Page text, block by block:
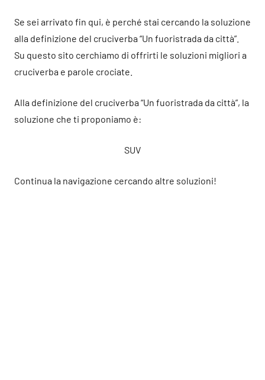
Se sei arrivato fin qui, è perché stai cercando la soluzione
alla definizione del cruciverba “Un fuoristrada da città”.
Su questo sito cerchiamo di offrirti le soluzioni migliori a
cruciverba e parole crociate.
Alla definizione del cruciverba “Un fuoristrada da città”, la
soluzione che ti proponiamo è:
SUV
Continua la navigazione cercando altre soluzioni!